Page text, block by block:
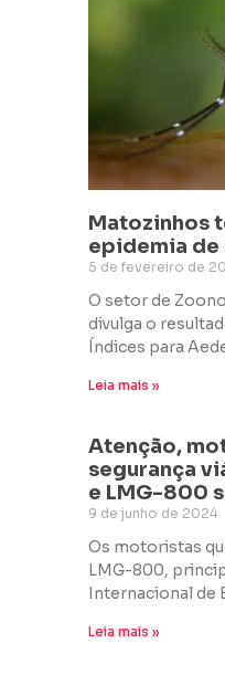
Matozinhos
epidemia de
5 de fevereiro de
O setor de
divulga o
Índices para
Leia mais »
Atenção,
segurança
e LMG-800
9 de junho de 2024
Os motoristas
LMG-800,
Internacional de
Leia mais »